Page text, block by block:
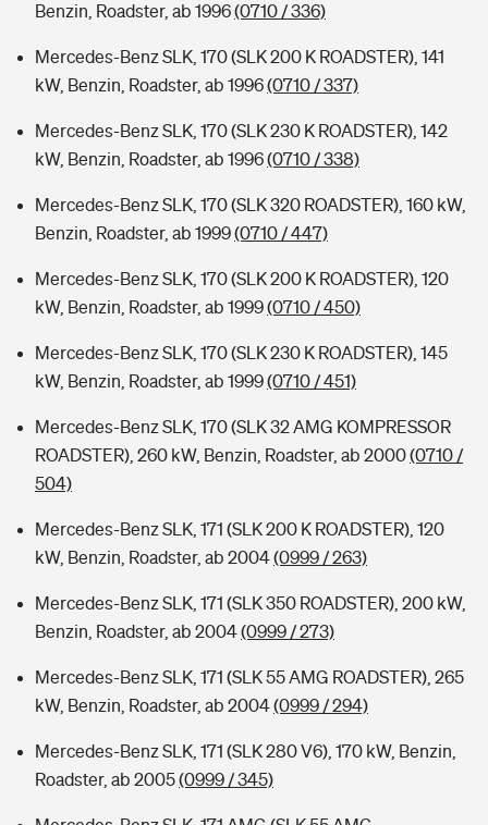
Sie haben Fragen?
Zur Übersicht
Tools
Kinderunfall-Check: Mehr Sicherheit für deine Kids
Typklassen: So ist Ihr Auto eingestuft
Sie haben Fragen?
Benzin, Roadster, ab 1996(0710 / 336)
Mercedes-Benz SLK, 170 (SLK 200 K ROADSTER), 141
kW, Benzin, Roadster, ab 1996(0710 / 337)
Mercedes-Benz SLK, 170 (SLK 230 K ROADSTER), 142
kW, Benzin, Roadster, ab 1996(0710 / 338)
Mercedes-Benz SLK, 170 (SLK 320 ROADSTER), 160 kW,
Benzin, Roadster, ab 1999(0710 / 447)
Mercedes-Benz SLK, 170 (SLK 200 K ROADSTER), 120
kW, Benzin, Roadster, ab 1999(0710 / 450)
Mercedes-Benz SLK, 170 (SLK 230 K ROADSTER), 145
kW, Benzin, Roadster, ab 1999(0710 / 451)
Mercedes-Benz SLK, 170 (SLK 32 AMG KOMPRESSOR
ROADSTER), 260 kW, Benzin, Roadster, ab 2000(0710 /
504)
Mercedes-Benz SLK, 171 (SLK 200 K ROADSTER), 120
kW, Benzin, Roadster, ab 2004(0999 / 263)
Mercedes-Benz SLK, 171 (SLK 350 ROADSTER), 200 kW,
Benzin, Roadster, ab 2004(0999 / 273)
Mercedes-Benz SLK, 171 (SLK 55 AMG ROADSTER), 265
kW, Benzin, Roadster, ab 2004(0999 / 294)
Mercedes-Benz SLK, 171 (SLK 280 V6), 170 kW, Benzin,
Roadster, ab 2005(0999 / 345)